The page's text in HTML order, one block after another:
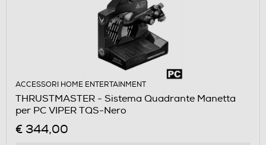
ACCESSORI HOME ENTERTAINMENT
THRUSTMASTER - Sistema Quadrante Manetta
per PC VIPER TQS-Nero
€ 344,00